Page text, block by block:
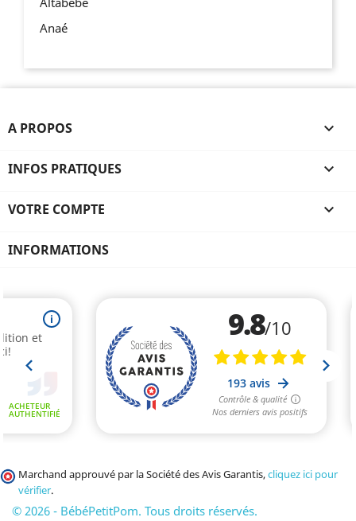
Anaé
A PROPOS 
INFOS PRATIQUES 
VOTRE COMPTE 
INFORMATIONS
Marchand approuvé par la Société des Avis Garantis,cliquez ici pour
vérifier.
© 2026 - BébéPetitPom. Tous droits réservés.